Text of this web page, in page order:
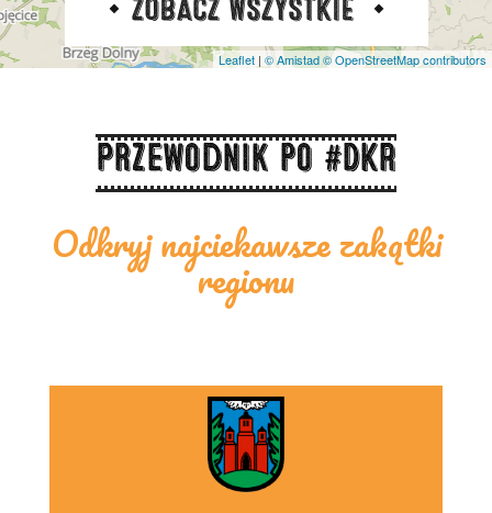
Leaflet | © Amistad© OpenStreetMap contributors
Przewodnik po #DKR
Odkryj najciekawsze zakątki
regionu